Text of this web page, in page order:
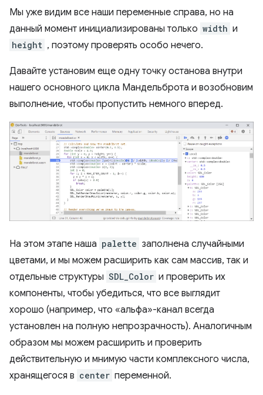
Мы уже видим все наши переменные справа, но на
данный момент инициализированы только width и
height , поэтому проверять особо нечего.
Давайте установим еще одну точку останова внутри
нашего основного цикла Мандельброта и возобновим
выполнение, чтобы пропустить немного вперед.
На этом этапе наша palette заполнена случайными
цветами, и мы можем расширить как сам массив, так и
отдельные структуры SDL_Color и проверить их
компоненты, чтобы убедиться, что все выглядит
хорошо (например, что «альфа»-канал всегда
установлен на полную непрозрачность). Аналогичным
образом мы можем расширить и проверить
действительную и мнимую части комплексного числа,
хранящегося в center переменной.